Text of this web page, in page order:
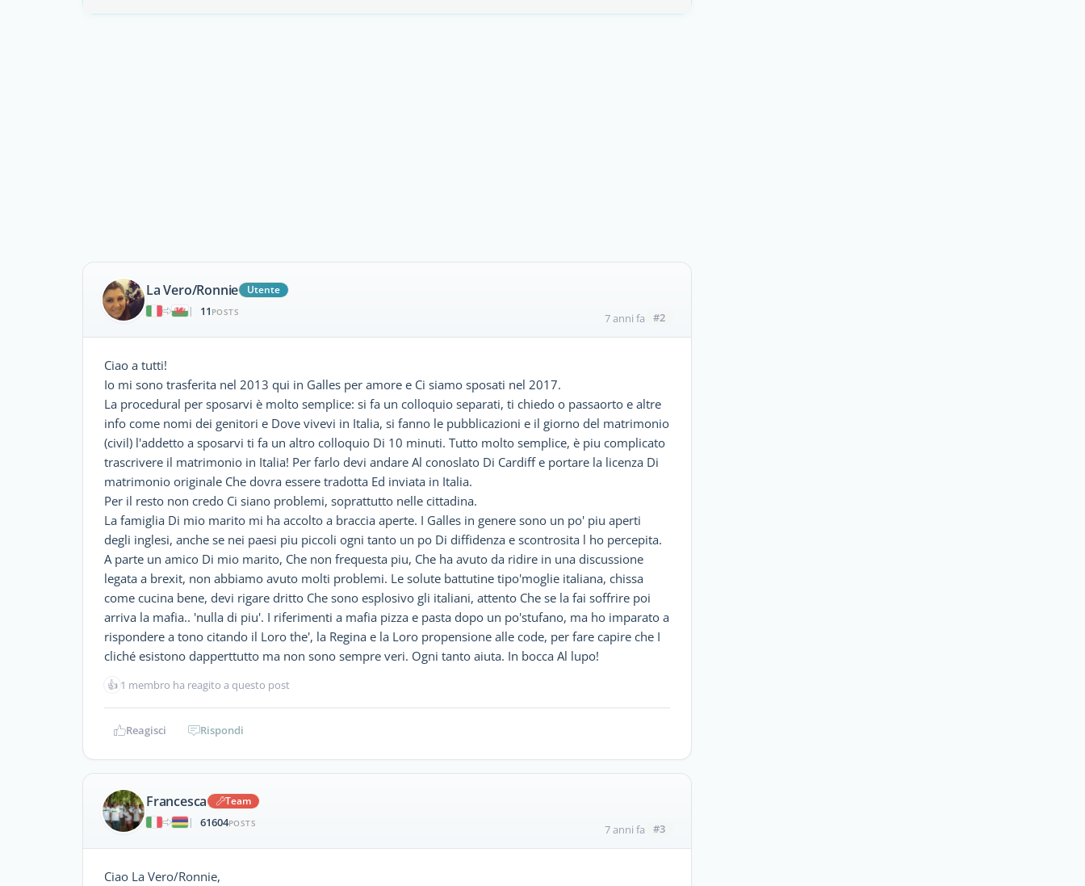
La Vero/Ronnie
Utente
|
11 POSTS 7 anni fa #2
Ciao a tutti!
Io mi sono trasferita nel 2013 qui in Galles per amore e Ci siamo sposati nel 2017.
La procedural per sposarvi è molto semplice: si fa un colloquio separati, ti chiedo o passaorto e altre
info come nomi dei genitori e Dove vivevi in Italia, si fanno le pubblicazioni e il giorno del matrimonio
(civil) l'addetto a sposarvi ti fa un altro colloquio Di 10 minuti. Tutto molto semplice, è piu complicato
trascrivere il matrimonio in Italia! Per farlo devi andare Al conoslato Di Cardiff e portare la licenza Di
matrimonio originale Che dovra essere tradotta Ed inviata in Italia.
Per il resto non credo Ci siano problemi, soprattutto nelle cittadina.
La famiglia Di mio marito mi ha accolto a braccia aperte. I Galles in genere sono un po' piu aperti
degli inglesi, anche se nei paesi piu piccoli ogni tanto un po Di diffidenza e scontrosita l ho percepita.
A parte un amico Di mio marito, Che non frequesta piu, Che ha avuto da ridire in una discussione
legata a brexit, non abbiamo avuto molti problemi. Le solute battutine tipo'moglie italiana, chissa
come cucina bene, devi rigare dritto Che sono esplosivo gli italiani, attento Che se la fai soffrire poi
arriva la mafia.. 'nulla di piu'. I riferimenti a mafia pizza e pasta dopo un po'stufano, ma ho imparato a
rispondere a tono citando il Loro the', la Regina e la Loro propensione alle code, per fare capire che I
cliché esistono dapperttutto ma non sono sempre veri. Ogni tanto aiuta. In bocca Al lupo!
👍 1 membro ha reagito a questo post
Reagisci Rispondi
Francesca
Team
|
61604POSTS 7 anni fa #3
Ciao La Vero/Ronnie,